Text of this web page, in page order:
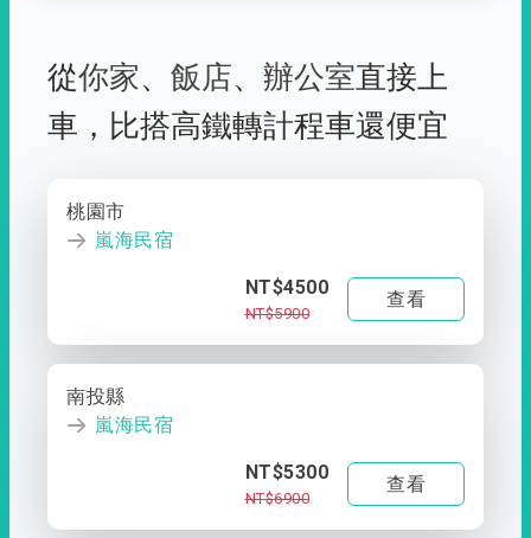
從你家、 飯店、 辦公室直接上
車， 比搭高鐵轉計程車還便宜
桃園市
嵐海民宿
NT$4500
NT$5900
查看
南投縣
嵐海民宿
NT$5300
NT$6900
查看